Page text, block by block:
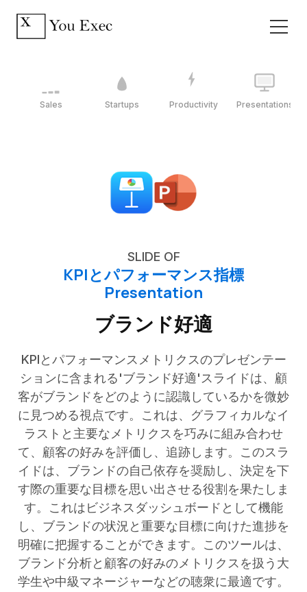
Sales Startups Productivity Presentations
SLIDE OF
KPIとパフォーマンス指標
Presentation
ブランド好適
KPIとパフォーマンスメトリクスのプレゼンテー
ションに含まれる'ブランド好適'スライドは、顧
客がブランドをどのように認識しているかを微妙
に見つめる視点です。これは、グラフィカルなイ
ラストと主要なメトリクスを巧みに組み合わせ
て、顧客の好みを評価し、追跡します。このスラ
イドは、ブランドの自己依存を奨励し、決定を下
す際の重要な目標を思い出させる役割を果たしま
す。これはビジネスダッシュボードとして機能
し、ブランドの状況と重要な目標に向けた進捗を
明確に把握することができます。このツールは、
ブランド分析と顧客の好みのメトリクスを扱う大
学生や中級マネージャーなどの聴衆に最適です。